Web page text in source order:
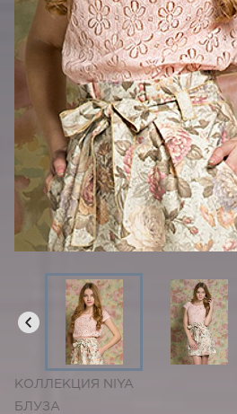
КОЛЛЕКЦИЯ NIYA
БЛУЗА